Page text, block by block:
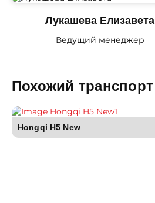
Лукашева Елизавета
Ведущий менеджер
Похожий транспорт
Hongqi H5 New